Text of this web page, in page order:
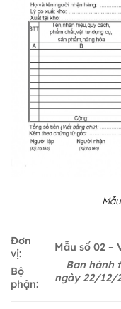
Đơn
vị:
Bộ
phận:
Mẫu số 02 –
Ban hành
ngày 22/12/